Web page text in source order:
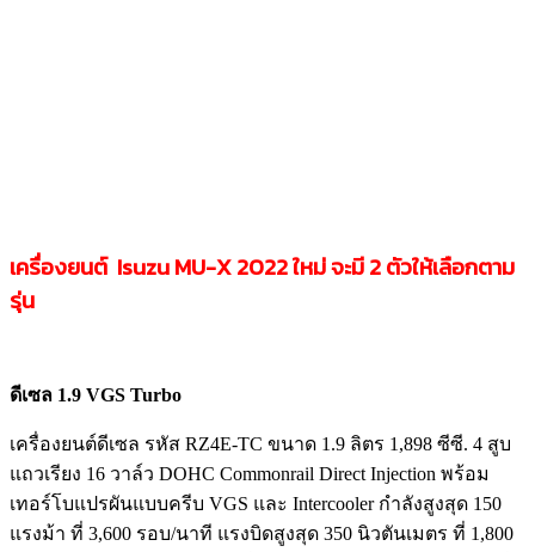
เครื่องยนต์ Isuzu MU-X 2022ใหม่จะมี 2 ตัวให้เลือกตาม
รุ่น
ดีเซล 1.9 VGS Turbo
เครื่องยนต์ดีเซล รหัส RZ4E-TC ขนาด 1.9 ลิตร 1,898 ซีซี. 4 สูบ
แถวเรียง 16 วาล์ว DOHC Commonrail Direct Injection พร้อม
เทอร์โบแปรผันแบบครีบ VGS และ Intercooler กำลังสูงสุด 150
แรงม้า ที่ 3,600 รอบ/นาที แรงบิดสูงสุด 350 นิวตันเมตร ที่ 1,800